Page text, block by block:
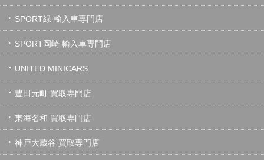
SPORT緑 輸入車専門店
SPORT岡崎 輸入車専門店
UNITED MINICARS
豊田元町 買取専門店
東海名和 買取専門店
神戸大蔵谷 買取専門店